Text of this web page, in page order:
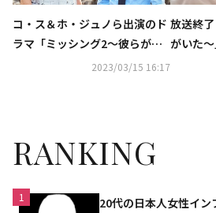
コ・ス＆ホ・ジュノら出演のド
ラマ「ミッシング2～彼らがい
た～」5月26日よりKNTVにて
2023/03/15 16:17
放送終
がいた
因が明
RANKING
1
20代の日本人女性イ